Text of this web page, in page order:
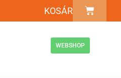
KOSÁR
WEBSHOP